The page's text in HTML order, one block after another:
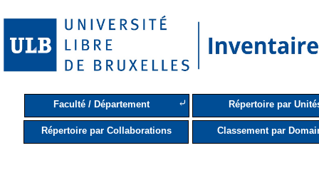
Faculté / Département ⤶ Répertoire par
Répertoire par Collaborations Classement par